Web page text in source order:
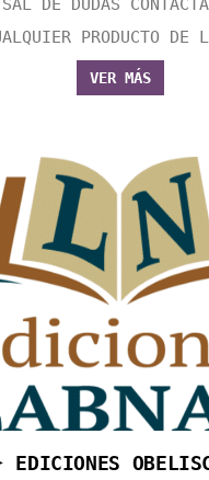
DE DUDAS
PRODUCTO
VER MÁS
EDICIONES